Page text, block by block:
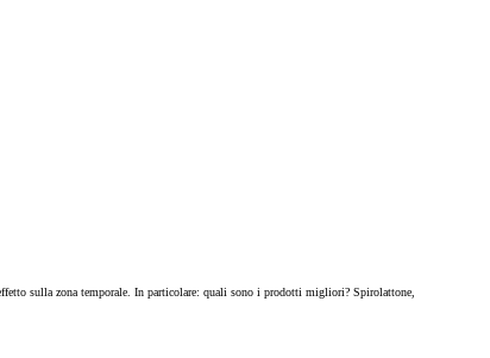
sulla zona temporale. In particolare: quali sono i prodotti migliori? Spirolattone,